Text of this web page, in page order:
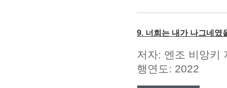
9. 너희는 내가 나그네였
저자: 엔조 비앙키
행연도: 2022